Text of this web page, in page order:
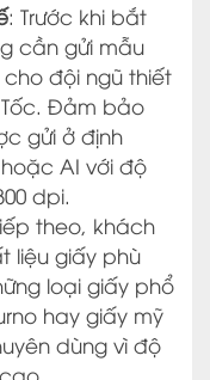
: Trước khi bắt
cần gửi mẫu
đội ngũ thiết
Tốc. Đảm bảo
gửi ở định
AI với độ
dpi.
theo, khách
liệu giấy phù
loại giấy phổ
hay giấy mỹ
dùng vì độ